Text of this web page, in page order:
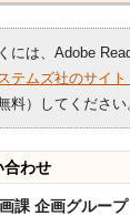
には、Adobe
テムズ社のサイ
料）してください
合わせ
課 企画グルー